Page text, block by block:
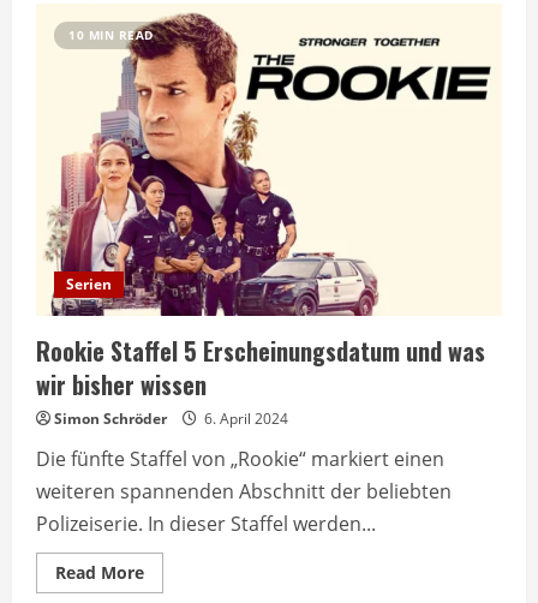
19
Staffel
7:
Alles,
was
Sie
über
die
neueste
Staffel
wissen
müssen
10 MIN READ
Serien
Rookie Staffel 5 Erscheinungsdatum und was
wir bisher wissen
Simon Schröder 6. April 2024
Die fünfte Staffel von „Rookie“ markiert einen
weiteren spannenden Abschnitt der beliebten
Polizeiserie. In dieser Staffel werden...
Read MoreRead
more